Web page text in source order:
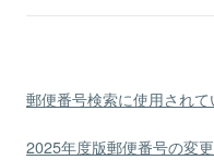
郵便番号検索に使用され
2025年度版郵便番号の変